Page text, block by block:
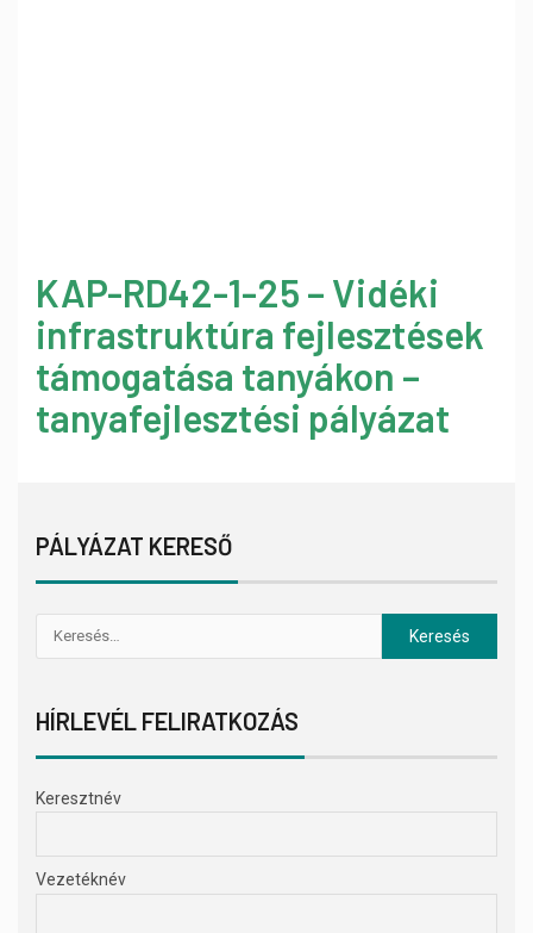
KAP-RD42-1-25 – Vidéki
infrastruktúra fejlesztések
támogatása tanyákon –
tanyafejlesztési pályázat
PÁLYÁZAT KERESŐ
HÍRLEVÉL FELIRATKOZÁS
Keresztnév
Vezetéknév